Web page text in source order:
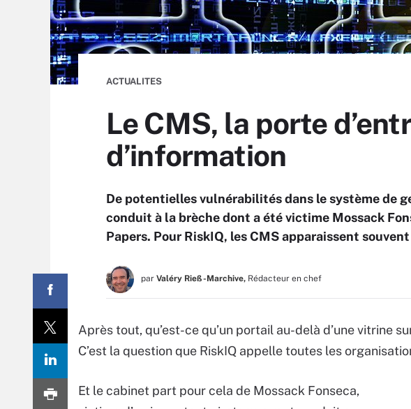
ACTUALITES
Le CMS, la porte
d’information
De potentielles vulnérabilités dans le système de
conduit à la brèche dont a été victime Mossack
Papers. Pour RiskIQ, les CMS apparaissent
par Valéry Rieß-Marchive, Rédacteur en chef
Après tout, qu’est-ce qu’un portail au-delà d’une vitrine
C’est la question que RiskIQ appelle toutes les
Et le cabinet part pour cela de Mossack Fonseca,